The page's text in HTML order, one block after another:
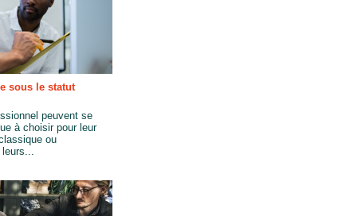
sous le statut
peuvent se
à choisir pour leur
ou
leurs...